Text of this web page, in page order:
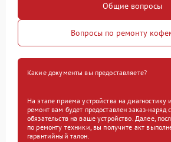
Общие вопросы
Вопросы по ремонту
Какие документы вы предоставляете?
На этапе приема устройства на
ремонт вам будет предоставлен заказ-наряд
обязательств на ваше устройство. Далее,
по ремонту техники, вы получите акт
гарантийный талон.